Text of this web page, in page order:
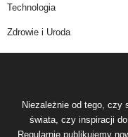
Technologia
Zdrowie i Uroda
Niezależnie od tego, czy
świata, czy inspiracji do
Regularnie publikujemy